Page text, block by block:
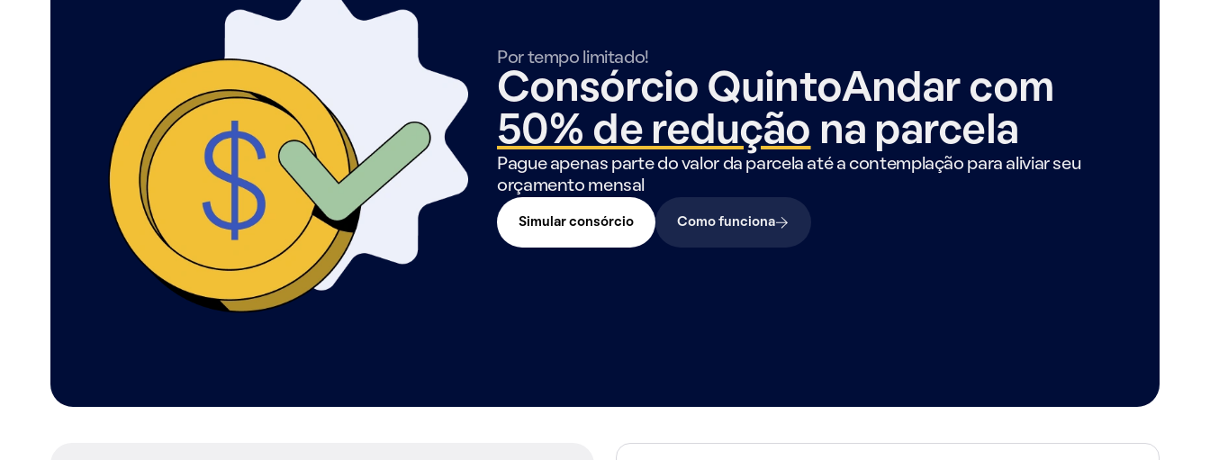
Por tempo limitado!
Consórcio QuintoAndar com
50% de redução na parcela
Pague apenas parte do valor da parcela até a contemplação para aliviar seu
orçamento mensal
Simular consórcio Como funciona